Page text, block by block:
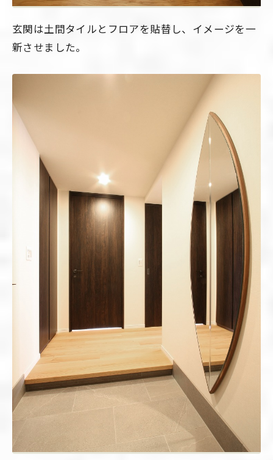
玄関は土間タイルとフロアを貼替し、イメージを一
新させました。